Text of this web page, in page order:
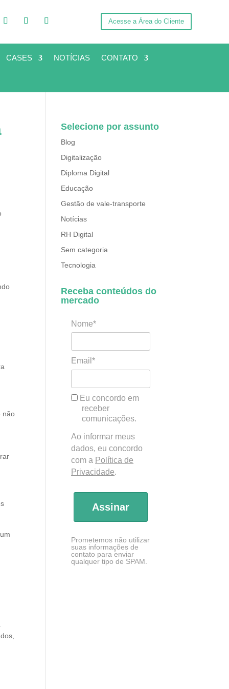
Acesse a Área do Cliente
CASES NOTÍCIAS
CONTATO
não
Selecione por assunto
Blog
Digitalização
Diploma Digital
Educação
Gestão de vale-transporte
Notícias
RH Digital
Sem categoria
Tecnologia
Receba conteúdos do
mercado
Nome*
Email*
Eu concordo em
receber
comunicações.
Ao informar meus
dados, eu concordo
com a Política de
Privacidade.
Assinar
Prometemos não utilizar
suas informações de
contato para enviar
qualquer tipo de SPAM.